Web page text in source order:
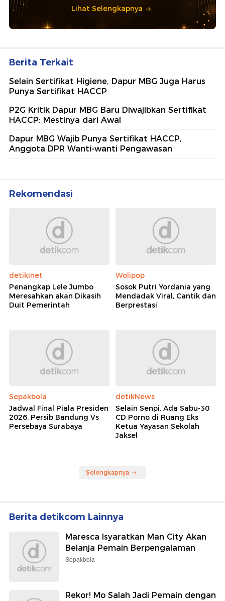
Lihat Selengkapnya
Berita Terkait
Selain Sertifikat Higiene, Dapur MBG Juga Harus
Punya Sertifikat HACCP
P2G Kritik Dapur MBG Baru Diwajibkan Sertifikat
HACCP: Mestinya dari Awal
Dapur MBG Wajib Punya Sertifikat HACCP,
Anggota DPR Wanti-wanti Pengawasan
Rekomendasi
detikInet
Penangkap Lele Jumbo
Meresahkan akan Dikasih
Duit Pemerintah
Wolipop
Sosok Putri Yordania yang
Mendadak Viral, Cantik dan
Berprestasi
Sepakbola
Jadwal Final Piala Presiden
2026: Persib Bandung Vs
Persebaya Surabaya
detikNews
Selain Senpi, Ada Sabu-30
CD Porno di Ruang Eks
Ketua Yayasan Sekolah
Jaksel
Selengkapnya
Berita detikcom Lainnya
Maresca Isyaratkan Man City Akan
Belanja Pemain Berpengalaman
Sepakbola
Rekor! Mo Salah Jadi Pemain dengan